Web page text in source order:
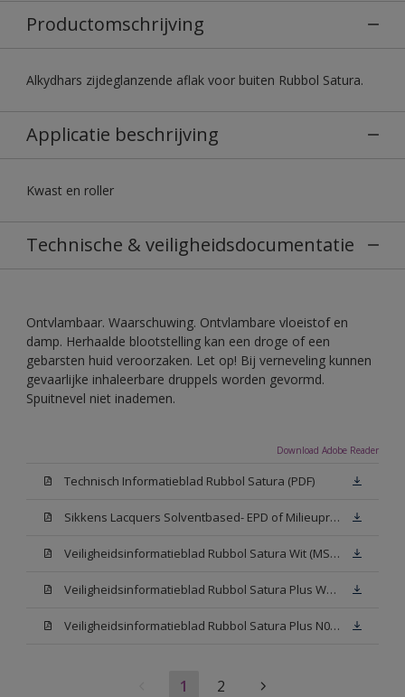
Productomschrijving
Alkydhars zijdeglanzende aflak voor buiten Rubbol Satura.
Applicatie beschrijving
Kwast en roller
Technische & veiligheidsdocumentatie
Ontvlambaar. Waarschuwing. Ontvlambare vloeistof en
damp. Herhaalde blootstelling kan een droge of een
gebarsten huid veroorzaken. Let op! Bij verneveling kunnen
gevaarlijke inhaleerbare druppels worden gevormd.
Spuitnevel niet inademen.
Download Adobe Reader
Technisch Informatieblad Rubbol Satura (PDF)
Sikkens Lacquers Solventbased- EPD of Milieuproductverklaring
Veiligheidsinformatieblad Rubbol Satura Wit (MSDS)
Veiligheidsinformatieblad Rubbol Satura Plus W05 (MSDS)
Veiligheidsinformatieblad Rubbol Satura Plus N00 (MSDS)
1 2